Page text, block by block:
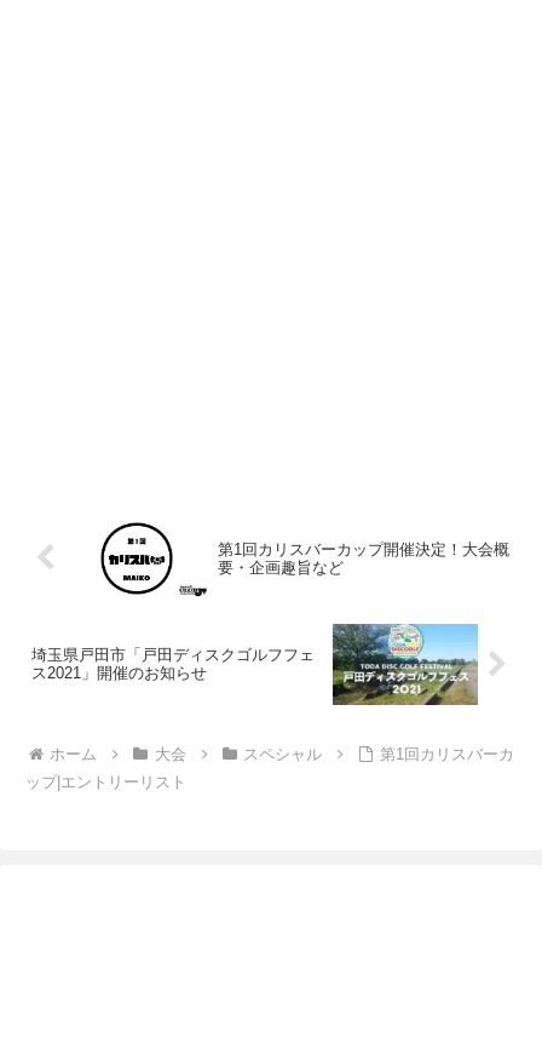
第1回カリスバーカップ開催決定！大会概
要・企画趣旨など
埼玉県戸田市「戸田ディスクゴルフフェ
ス2021」開催のお知らせ
ホーム 大会 スペシャル
第1回カリスバーカ
ップ|エントリーリスト